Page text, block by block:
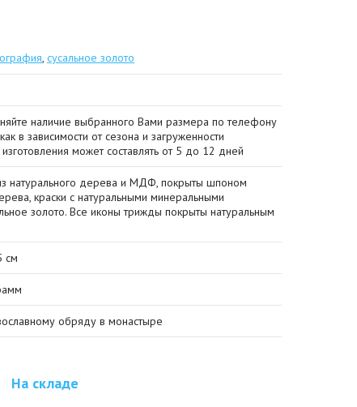
, сусальное золото
наличие выбранного Вами размера по телефону
в зависимости от сезона и загруженности
может составлять от 5 до 12 дней
натурального дерева и МДФ, покрыты шпоном
краски с натуральными минеральными
золото. Все иконы трижды покрыты натуральным
см
обряду в монастыре
На складе